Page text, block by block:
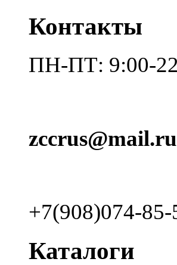
Контакты
ПН-ПТ: 9:00-
zccrus@mail.ru
+7(908)074-85-
Каталоги